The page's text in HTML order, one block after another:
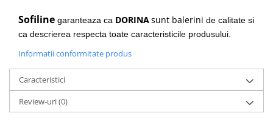
Sofiline garanteaza ca DORINAsunt balerini de calitate si
ca descrierea respecta toate caracteristicile produsului.
Informatii conformitate produs
Caracteristici
Review-uri(0)